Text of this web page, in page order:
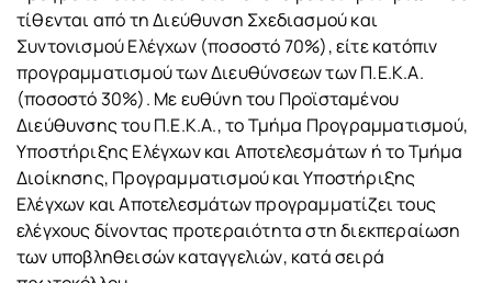
τίθενται από τη Διεύθυνση Σχεδιασμού και
Συντονισμού Ελέγχων (ποσοστό 70%), είτε κατόπιν
προγραμματισμού των Διευθύνσεων των Π.Ε.Κ.Α.
(ποσοστό 30%). Με ευθύνη του Προϊσταμένου
Διεύθυνσης του Π.Ε.Κ.Α., το Τμήμα Προγραμματισμού,
Υποστήριξης Ελέγχων και Αποτελεσμάτων ή το Τμήμα
Διοίκησης, Προγραμματισμού και Υποστήριξης
Ελέγχων και Αποτελεσμάτων προγραμματίζει τους
ελέγχους δίνοντας προτεραιότητα στη διεκπεραίωση
των υποβληθεισών καταγγελιών, κατά σειρά